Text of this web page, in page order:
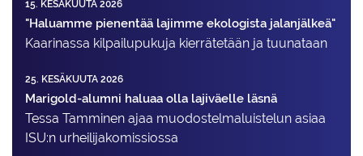
15. KESÄKUUTA 2026
"Haluamme pienentää lajimme ekologista jalanjälkeä"
Kaarinassa kilpailupukuja kierrätetään ja tuunataan
25. KESÄKUUTA 2026
Marigold-alumni haluaa olla lajiväelle läsnä
Tessa Tamminen ajaa muodostelma­luistelun asiaa
ISU:n urheilija­komissiossa